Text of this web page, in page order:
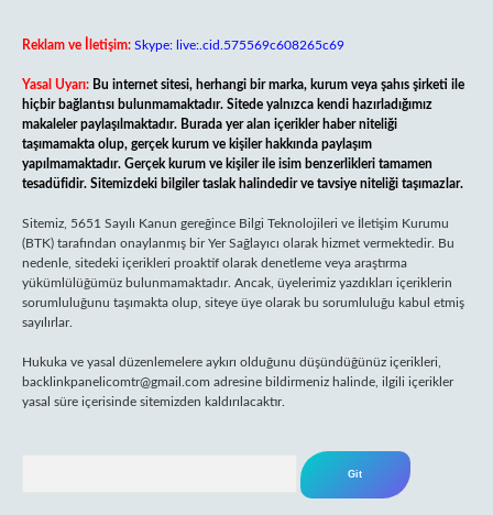
Reklam ve İletişim: Skype: live:.cid.575569c608265c69
Yasal Uyarı: Bu internet sitesi, herhangi bir marka, kurum veya şahıs şirketi ile
hiçbir bağlantısı bulunmamaktadır. Sitede yalnızca kendi hazırladığımız
makaleler paylaşılmaktadır. Burada yer alan içerikler haber niteliği
taşımamakta olup, gerçek kurum ve kişiler hakkında paylaşım
yapılmamaktadır. Gerçek kurum ve kişiler ile isim benzerlikleri tamamen
tesadüfidir. Sitemizdeki bilgiler taslak halindedir ve tavsiye niteliği taşımazlar.
Sitemiz, 5651 Sayılı Kanun gereğince Bilgi Teknolojileri ve İletişim Kurumu
(BTK) tarafından onaylanmış bir Yer Sağlayıcı olarak hizmet vermektedir. Bu
nedenle, sitedeki içerikleri proaktif olarak denetleme veya araştırma
yükümlülüğümüz bulunmamaktadır. Ancak, üyelerimiz yazdıkları içeriklerin
sorumluluğunu taşımakta olup, siteye üye olarak bu sorumluluğu kabul etmiş
sayılırlar.
Hukuka ve yasal düzenlemelere aykırı olduğunu düşündüğünüz içerikleri,
backlinkpanelicomtr@gmail.com adresine bildirmeniz halinde, ilgili içerikler
yasal süre içerisinde sitemizden kaldırılacaktır.